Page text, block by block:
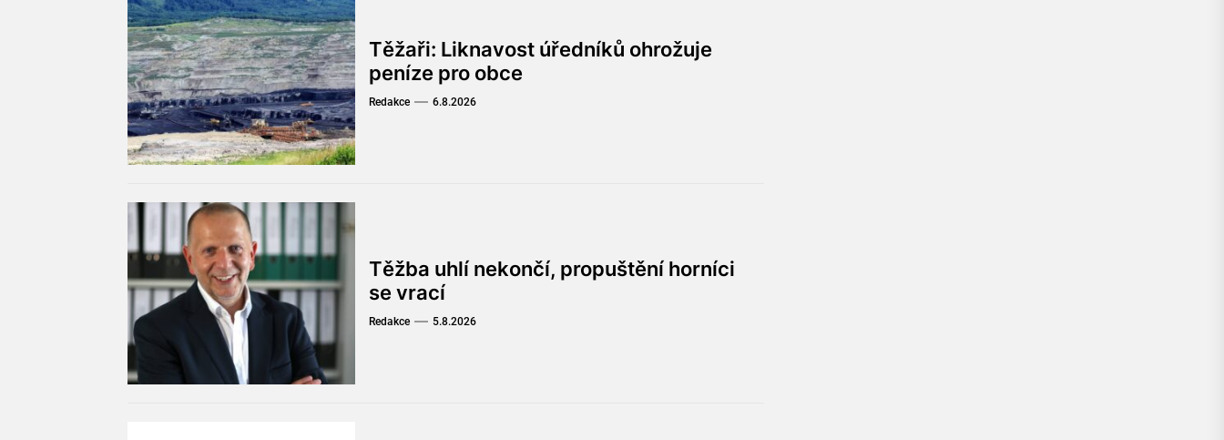
Těžaři: Liknavost úředníků ohrožuje
peníze pro obce
Redakce 6.8.2026
Těžba uhlí nekončí, propuštění horníci
se vrací
Redakce 5.8.2026